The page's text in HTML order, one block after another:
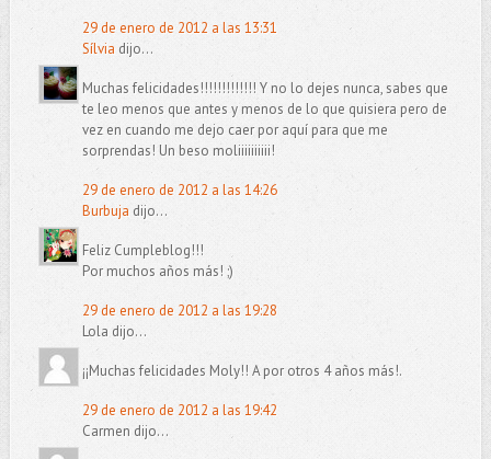
29 de enero de 2012 a las 13:31
Sílvia dijo...
Muchas felicidades!!!!!!!!!!!!! Y no lo dejes nunca, sabes que
te leo menos que antes y menos de lo que quisiera pero de
vez en cuando me dejo caer por aquí para que me
sorprendas! Un beso moliiiiiiiiii!
29 de enero de 2012 a las 14:26
Burbuja dijo...
Feliz Cumpleblog!!!
Por muchos años más! ;)
29 de enero de 2012 a las 19:28
Lola dijo...
¡¡Muchas felicidades Moly!! A por otros 4 años más!.
29 de enero de 2012 a las 19:42
Carmen dijo...